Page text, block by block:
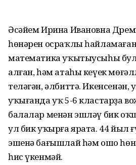
Әсәйем Ирина Ивановна
һөнәрен осраҡлы
математика уҡытыусыһы
алған, һәм атаһы кеүек
теләгән, әлбиттә. Икенсенән,
уҡығанда уҡ 5-6 кластарҙа
балалар менән эшләү бик
ул бик уҡырға ярата. 44 йыл
эшенә бағышлай һәм ошо
һис үкенмәй.